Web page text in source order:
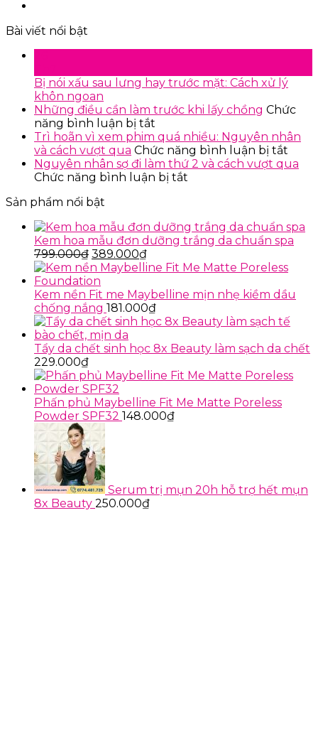
Bài viết nổi bật
Bị nói xấu sau lưng hay trước mặt: Cách xử lý
khôn ngoan
Những điều cần làm trước khi lấy chồng Chức
năng bình luận bị tắt
Những
điều
cần
làm
chồng
Trì hoãn vì xem phim quá nhiều: Nguyên nhân
và cách vượt qua Chức năng bình luận bị tắt
Trì
quá
nhân
cách
qua
Nguyên nhân sợ đi làm thứ 2 và cách vượt qua
Chức năng bình luận bị tắt
đi
làm
2
cách
qua
Sản phẩm nổi bật
Kem hoa mẫu đơn dưỡng trắng da chuẩn spa
799.000₫ Giá
gốc
là:
799.000₫.
389.000₫Giá
hiện
là:
389.000₫.
Kem nền Fit me Maybelline mịn nhẹ kiềm dầu
chống nắng 181.000₫
Tẩy da chết sinh học 8x Beauty làm sạch da chết
229.000₫
Phấn phủ Maybelline Fit Me Matte Poreless
Powder SPF32 148.000₫
Serum trị mụn 20h hỗ trợ hết mụn
8x Beauty 250.000₫